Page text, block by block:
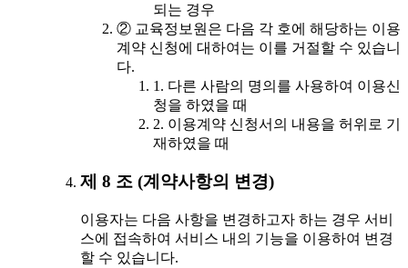
되는 경우
② 교육정보원은 다음 각 호에 해당하는 이용
계약 신청에 대하여는 이를 거절할 수 있습니
다.
1. 다른 사람의 명의를 사용하여 이용신
청을 하였을 때
2. 이용계약 신청서의 내용을 허위로 기
재하였을 때
제 8 조 (계약사항의 변경)
이용자는 다음 사항을 변경하고자 하는 경우 서비
스에 접속하여 서비스 내의 기능을 이용하여 변경
할 수 있습니다.